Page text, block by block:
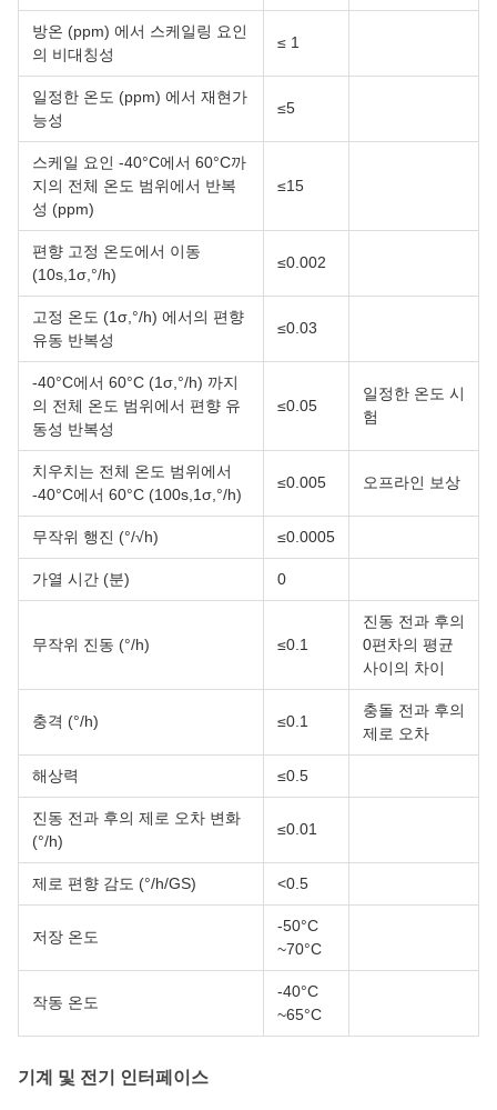
방온 (ppm) 에서 스케일링 요인
의 비대칭성
≤ 1
일정한 온도 (ppm) 에서 재현가
능성
≤5
스케일 요인 -40°C에서 60°C까
지의 전체 온도 범위에서 반복
성 (ppm)
≤15
편향 고정 온도에서 이동
(10s,1σ,°/h)
≤0.002
고정 온도 (1σ,°/h) 에서의 편향
유동 반복성
≤0.03
-40°C에서 60°C (1σ,°/h) 까지
의 전체 온도 범위에서 편향 유
동성 반복성
≤0.05
일정한 온도 시
험
치우치는 전체 온도 범위에서
-40°C에서 60°C (100s,1σ,°/h)
≤0.005 오프라인 보상
무작위 행진 (°/√h) ≤0.0005
가열 시간 (분) 0
무작위 진동 (°/h) ≤0.1
진동 전과 후의
0편차의 평균
사이의 차이
충격 (°/h) ≤0.1
충돌 전과 후의
제로 오차
해상력 ≤0.5
진동 전과 후의 제로 오차 변화
(°/h)
≤0.01
제로 편향 감도 (°/h/GS) <0.5
저장 온도
-50°C
~70°C
작동 온도
-40°C
~65°C
기계 및 전기 인터페이스